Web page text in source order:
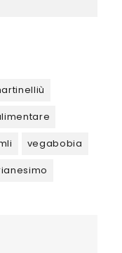
vegabobia